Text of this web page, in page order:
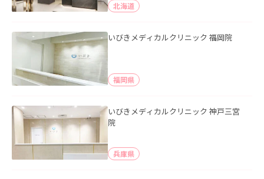
北海道
いびきメディカルクリニック 福岡院
福岡県
いびきメディカルクリニック 神戸三宮
院
兵庫県